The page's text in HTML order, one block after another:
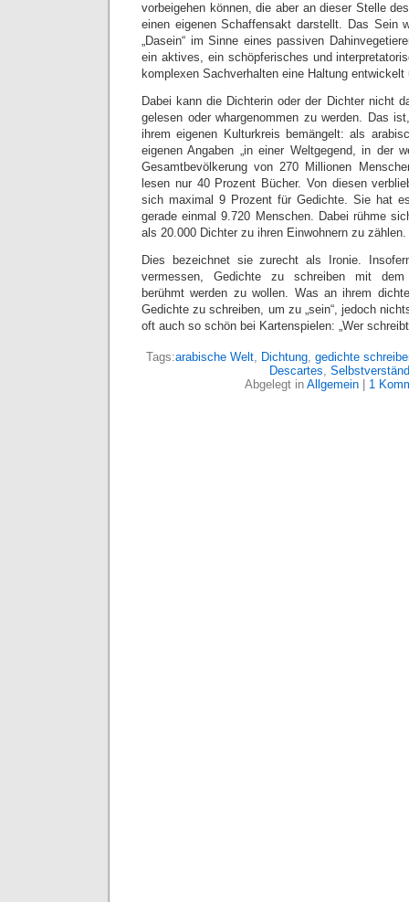
vorbeigehen können, die aber an dieser Stelle
einen eigenen Schaffensakt darstellt. Das Sein
„Dasein“ im Sinne eines passiven
ein aktives, ein schöpferisches und
komplexen Sachverhalten eine Haltung entwickelt
Dabei kann die Dichterin oder der Dichter nicht
gelesen oder whargenommen zu werden. Das
ihrem eigenen Kulturkreis bemängelt: als
eigenen Angaben „in einer Weltgegend, in der
Gesamtbevölkerung von 270 Millionen
lesen nur 40 Prozent Bücher. Von diesen
sich maximal 9 Prozent für Gedichte. Sie hat
gerade einmal 9.720 Menschen. Dabei rühme
als 20.000 Dichter zu ihren Einwohnern zu zählen.
Dies bezeichnet sie zurecht als Ironie.
vermessen, Gedichte zu schreiben mit dem
berühmt werden zu wollen. Was an ihrem
Gedichte zu schreiben, um zu „sein“, jedoch
oft auch so schön bei Kartenspielen: „Wer
Tags:arabische Welt, Dichtung, gedichte
Descartes,
Abgelegt in Allgemein| 1